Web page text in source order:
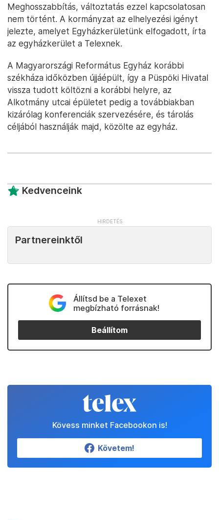
Meghosszabbítás, változtatás ezzel kapcsolatosan
nem történt. A kormányzat az elhelyezési igényt
jelezte, amelyet Egyházkerületünk elfogadott, írta
az egyházkerület a Telexnek.
A Magyarországi Református Egyház korábbi
székháza időközben újjáépült, így a Püspöki Hivatal
vissza tudott költözni a korábbi helyre, az
Alkotmány utcai épületet pedig a továbbiakban
kizárólag konferenciák szervezésére, és tárolás
céljából használják majd, közölte az egyház.
Kedvenceink
Partnereinktől
Állítsd be a Telexet
megbízható forrásnak!
Beállítom
Kövess minket Facebookon is!
Követem!